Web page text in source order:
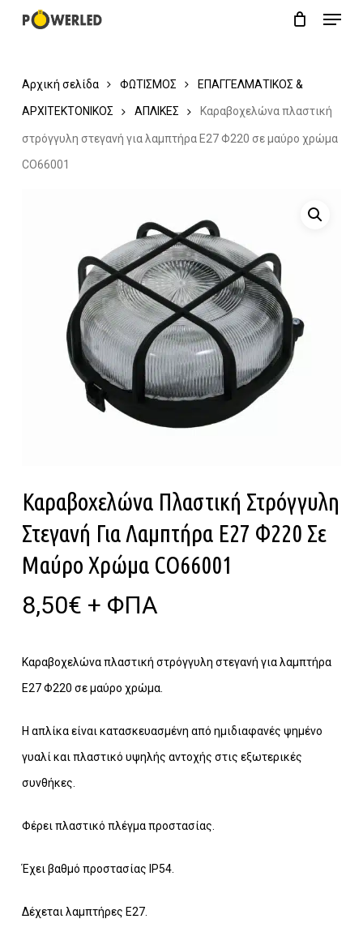
content
Menu
Αρχική σελίδα ΦΩΤΙΣΜΟΣ ΕΠΑΓΓΕΛΜΑΤΙΚΟΣ &
ΑΡΧΙΤΕΚΤΟΝΙΚΟΣ ΑΠΛΙΚΕΣ Καραβοχελώνα πλαστική
στρόγγυλη στεγανή για λαμπτήρα Ε27 Φ220 σε μαύρο χρώμα
CO66001
Καραβοχελώνα Πλαστική Στρόγγυλη
Στεγανή Για Λαμπτήρα Ε27 Φ220 Σε
Μαύρο Χρώμα CO66001
8,50€ + ΦΠΑ
Καραβοχελώνα πλαστική στρόγγυλη στεγανή για λαμπτήρα
Ε27 Φ220 σε μαύρο χρώμα.
Η απλίκα είναι κατασκευασμένη από ημιδιαφανές ψημένο
γυαλί και πλαστικό υψηλής αντοχής στις εξωτερικές
συνθήκες.
Φέρει πλαστικό πλέγμα προστασίας.
Έχει βαθμό προστασίας IP54.
Δέχεται λαμπτήρες Ε27.